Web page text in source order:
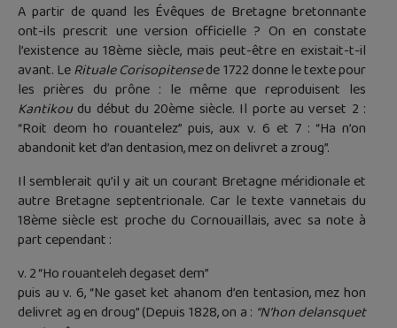
A partir de quand les Évêques de Bretagne bretonnante
ont-ils prescrit une version officielle ? On en constate
l’existence au 18ème siècle, mais peut-être en existait-t-il
avant. LeRituale Corisopitensede 1722 donne le texte pour
les prières du prône : le même que reproduisent les
Kantikou du début du 20ème siècle. Il porte au verset 2 :
“Roit deom ho rouantelez” puis, aux v. 6 et 7 : “Ha n’on
abandonit ket d’an dentasion, mez on delivret a zroug”.
Il semblerait qu’il y ait un courant Bretagne méridionale et
autre Bretagne septentrionale. Car le texte vannetais du
18ème siècle est proche du Cornouaillais, avec sa note à
part cependant :
v. 2 “Ho rouanteleh degaset dem”
puis au v. 6, “Ne gaset ket ahanom d’en tentasion, mez hon
delivret ag en droug” (Depuis 1828, on a : “N’hon delansquet